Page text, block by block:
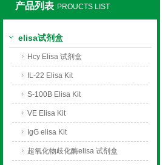
产品列表 PROUCTS LIST
elisa试剂盒
Hcy Elisa 试剂盒
IL-22 Elisa Kit
S-100B Elisa Kit
VE Elisa Kit
IgG elisa Kit
超氧化物歧化酶elisa 试剂盒